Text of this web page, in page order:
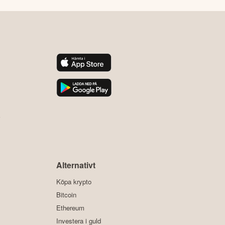
Alternativt
Köpa krypto
Bitcoin
Ethereum
Investera i guld